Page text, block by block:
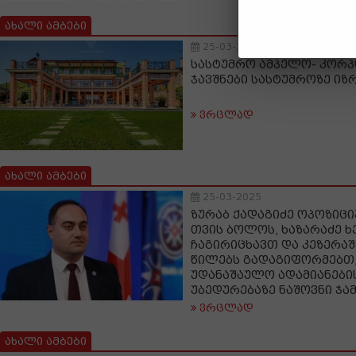
ახალი ამბები
25-03-2025
სასტუმრო ამპელო-
ჯავშნები სასტუმროზე
ვრცლად
ახალი ამბები
25-03-2025
ზურაბ ქადაგიძე
თვის ბოლოს, ხაზარაძე
ჩაგირიცხავთ და
წილებს
უდანაშაულო
უბედურებაზე ნაშოვნი
ვრცლად
ახალი ამბები